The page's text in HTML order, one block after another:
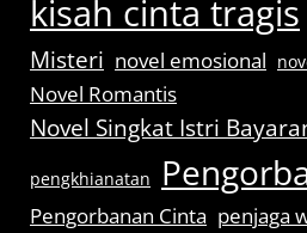
kisah cinta tragis
Misteri novel emosional
Novel Romantis
Novel Singkat Istri
pengkhianatan
Pengorbanan Cinta penjaga